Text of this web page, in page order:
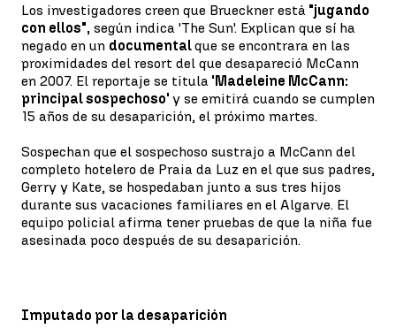
Los investigadores creen que Brueckner está "jugando
con ellos", según indica 'The Sun'. Explican que sí ha
negado en un documentalque se encontrara en las
proximidades del resort del que desapareció McCann
en 2007. El reportaje se titula 'Madeleine McCann:
principal sospechoso' y se emitirá cuando se cumplen
15 años de su desaparición, el próximo martes.
Sospechan que el sospechoso sustrajo a McCann del
completo hotelero de Praia da Luz en el que sus padres,
Gerry y Kate, se hospedaban junto a sus tres hijos
durante sus vacaciones familiares en el Algarve. El
equipo policial afirma tener pruebas de que la niña fue
asesinada poco después de su desaparición.
Imputado por la desaparición